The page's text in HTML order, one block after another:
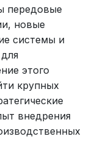
передовые
новые
системы и
этого
крупных
внедрения